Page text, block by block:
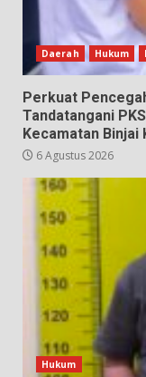
Daerah Hukum
Perkuat
Tandatangani
Kecamatan Binjai
6 Agustus 2026
Hukum